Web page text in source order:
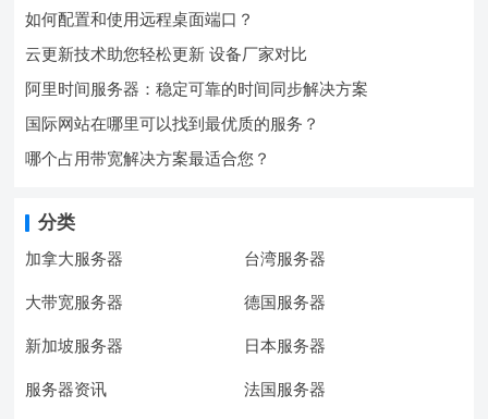
如何配置和使用远程桌面端口？
云更新技术助您轻松更新 设备厂家对比
阿里时间服务器：稳定可靠的时间同步解决方案
国际网站在哪里可以找到最优质的服务？
哪个占用带宽解决方案最适合您？
分类
加拿大服务器 台湾服务器
大带宽服务器 德国服务器
新加坡服务器 日本服务器
服务器资讯 法国服务器